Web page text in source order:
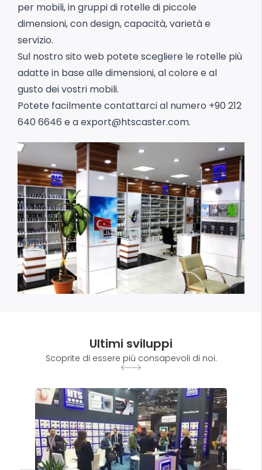
per mobili, in gruppi di rotelle di piccole
dimensioni, con design, capacità, varietà e
servizio.
Sul nostro sito web potete scegliere le rotelle più
adatte in base alle dimensioni, al colore e al
gusto dei vostri mobili.
Potete facilmente contattarci al numero +90 212
640 6646 e aexport@htscaster.com.
Ultimi sviluppi
Scoprite di essere più consapevoli di noi.